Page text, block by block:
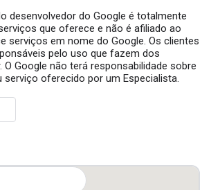
desenvolvedor do Google é totalmente
que oferece e não é afiliado ao
serviços em nome do Google. Os clientes
pelo uso que fazem dos
O Google não terá responsabilidade sobre
serviço oferecido por um Especialista.